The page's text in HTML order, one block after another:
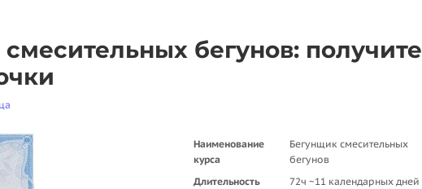
бегунов: получите
Наименование
курса
Бегунщик смесительных
бегунов
Длительность
72ч ~11 календарных дней